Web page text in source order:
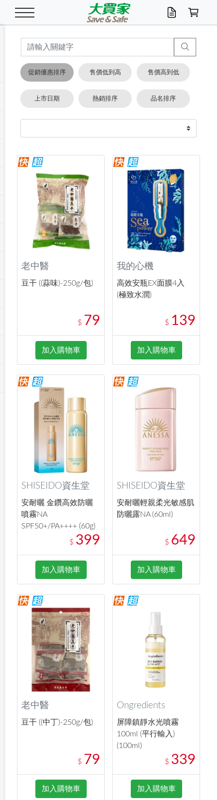
米/五穀/濃湯 米/糙米
五穀/南北貨
湯類/湯塊
油/調味料
食用油
醬油.油膏.蠔油
包麵
碗麵/義大利麵
麵條/快煮麵/米粉
魚罐
醬菜/玉米罐
點心罐
休閒零嘴 初一十五拜拜懶
零嘴
堅果/海苔
美味餅乾
餅乾
糕餅/點心
糖果/蜜餞/果凍
巧克力
茶飲料
果汁咖啡
碳酸/礦泉水
機能飲料
箱購飲料
養生保健/常備品 雞精/飲品
機能保健
▶保健品牌推薦
奶粉/穀麥片
奶粉
麥片/玉米片
沖調穀粉/隨手包
綠茶
紅茶
奶茶/花草茶
黑糖桂圓/蜂蜜醋
即溶咖啡
咖啡豆/粉/濾掛
可可/糖/奶精
沐浴乳香皂 沐浴乳
香皂/洗手乳
美髮造型
洗髮/護髮
造型髮品
牙 刷
牙膏/漱口水
潔顏產品
卸妝/粉刺調理
開架/身體保養
臉部保養
面/眼膜
鍋具/飲水/廚房 鍋具/餐具
保鮮/微波
掃除用具/照明/五金
掃除/清潔用具
洗衣/曬衣用具
電池/延長線
修繕/五金/祭祀
寢具/家具
收納用品
衛浴/毛巾
寵物食品
寵物清潔/百貨
衛生紙/濕巾 抽取衛生紙/濕巾
廚房紙巾/平版/
箱購免運區
衣物清潔
洗衣精
洗衣粉/皂
漂白水/柔軟精
廚房/餐具清潔
浴廁/水管清潔
居家清潔/除濕芳
衛生棉
成人/嬰兒紙尿褲
箱購免運區
嬰兒尿布
成人紙尿褲
廚房家電 料理鍋具
烤箱/微波/電磁爐
快煮壺/烘碗機
季節家電
除濕/清淨機
風扇/防蚊家電
除塵家電
美容家電
電腦周邊
數位週邊
手機/平板周邊
文具/辦公用品 文具用品
辦公文具/收納
玩具/擺設小物
汽機車百貨
機車/腳踏車百貨
汽車百貨
戶外/休閒用品
健身/按摩/瑜珈
測量/護具/其他
服飾內著
配件
男/女/機能包
冷凍免運 生鮮食品
調理食品
箱購免運
食品免運
清潔用品免運
居家/汽百用品
季節活動
店長推薦
這夏不怕熱
促銷優惠排序 售價低到高 售價高到低
上市日期 熱銷排序 品名排序
老中醫
豆干 ((蒜味)-250g/包)
$ 79
加入購物車
我的心機
高效安瓶EX面膜4入
(極致水潤)
$ 139
加入購物車
SHISEIDO資生堂
安耐曬 金鑽高效防曬
噴霧NA
SPF50+/PA++++ (60g)
$ 399
加入購物車
SHISEIDO資生堂
安耐曬輕親柔光敏感肌
防曬露NA (60ml)
$ 649
加入購物車
老中醫
豆干 ((中丁)-250g/包)
$ 79
加入購物車
Ongredients
屏障鎮靜水光噴霧
100ml (平行輸入)
(100ml)
$ 339
加入購物車